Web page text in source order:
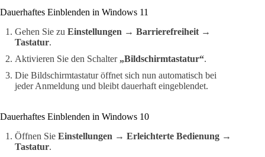
Dauerhaftes Einblenden in Windows 11
Gehen Sie zu Einstellungen → Barrierefreiheit →
Tastatur.
Aktivieren Sie den Schalter „Bildschirmtastatur“.
Die Bildschirmtastatur öffnet sich nun automatisch bei
jeder Anmeldung und bleibt dauerhaft eingeblendet.
Dauerhaftes Einblenden in Windows 10
Öffnen Sie Einstellungen → Erleichterte Bedienung →
Tastatur.